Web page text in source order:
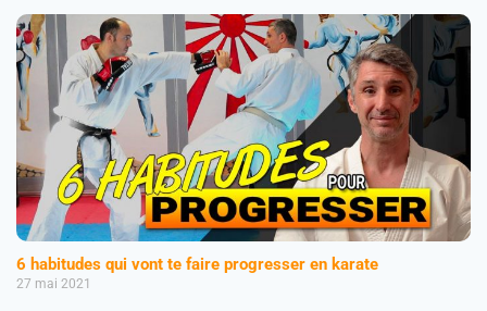
6 habitudes qui vont te faire progresser en karate
27 mai 2021